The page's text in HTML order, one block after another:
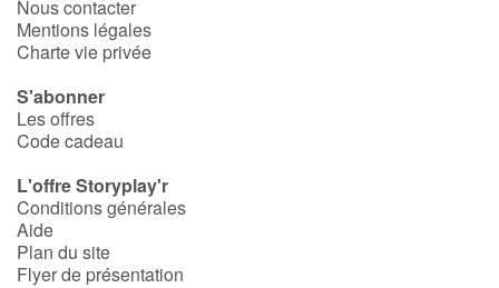
Autour du monde
Apprentissage
Documentaires
En famille
Nous contacter
Mentions légales
Charte vie privée
S'abonner
Les offres
Code cadeau
L'offre Storyplay'r
Conditions générales
Aide
Plan du site
Flyer de présentation